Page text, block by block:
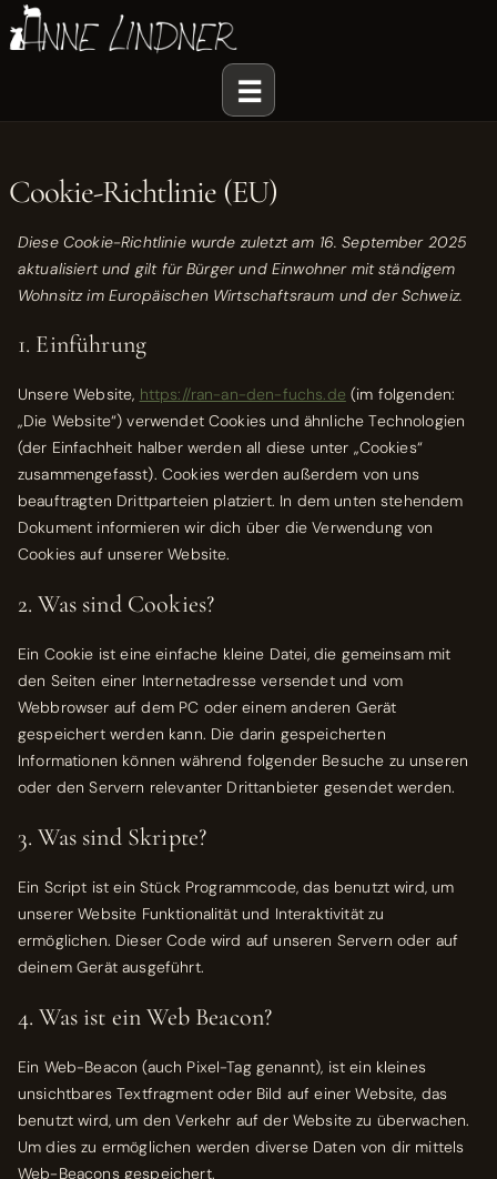
Cookie-Richtlinie (EU)
Diese Cookie-Richtlinie wurde zuletzt am 16. September 2025
aktualisiert und gilt für Bürger und Einwohner mit ständigem
Wohnsitz im Europäischen Wirtschaftsraum und der Schweiz.
1. Einführung
Unsere Website, https://ran-an-den-fuchs.de (im folgenden:
„Die Website“) verwendet Cookies und ähnliche Technologien
(der Einfachheit halber werden all diese unter „Cookies“
zusammengefasst). Cookies werden außerdem von uns
beauftragten Drittparteien platziert. In dem unten stehendem
Dokument informieren wir dich über die Verwendung von
Cookies auf unserer Website.
2. Was sind Cookies?
Ein Cookie ist eine einfache kleine Datei, die gemeinsam mit
den Seiten einer Internetadresse versendet und vom
Webbrowser auf dem PC oder einem anderen Gerät
gespeichert werden kann. Die darin gespeicherten
Informationen können während folgender Besuche zu unseren
oder den Servern relevanter Drittanbieter gesendet werden.
3. Was sind Skripte?
Ein Script ist ein Stück Programmcode, das benutzt wird, um
unserer Website Funktionalität und Interaktivität zu
ermöglichen. Dieser Code wird auf unseren Servern oder auf
deinem Gerät ausgeführt.
4. Was ist ein Web Beacon?
Ein Web-Beacon (auch Pixel-Tag genannt), ist ein kleines
unsichtbares Textfragment oder Bild auf einer Website, das
benutzt wird, um den Verkehr auf der Website zu überwachen.
Um dies zu ermöglichen werden diverse Daten von dir mittels
Web-Beacons gespeichert.